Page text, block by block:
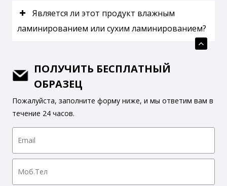
Является ли этот продукт влажным
ламинированием или сухим ламинированием?
ПОЛУЧИТЬ БЕСПЛАТНЫЙ
ОБРАЗЕЦ
Пожалуйста, заполните форму ниже, и мы ответим вам в
течение 24 часов.